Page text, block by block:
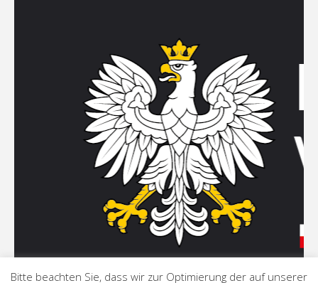
Bitte beachten Sie, dass wir zur Optimierung der auf unserer